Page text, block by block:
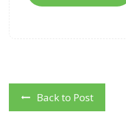
Back to Post